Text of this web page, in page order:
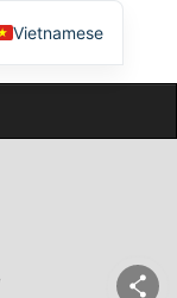
Vietnamese